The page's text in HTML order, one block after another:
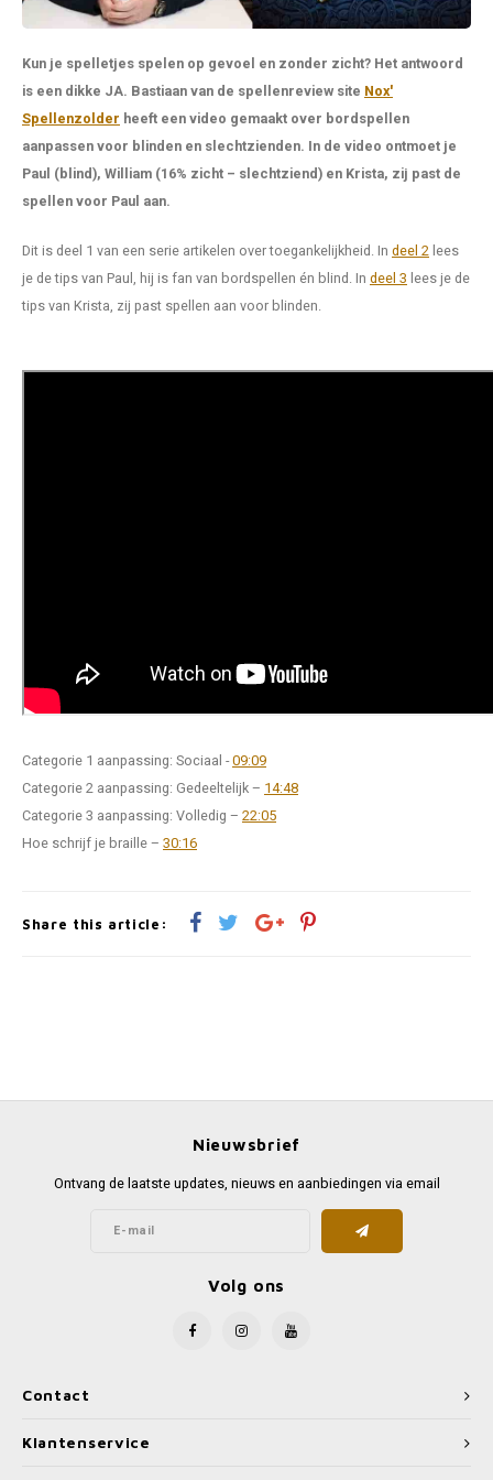
Favorieten van Siebe
Hitster Call
Kun je spelletjes spelen op gevoel en zonder zicht? Het antwoord
is een dikke JA. Bastiaan van de spellenreview site Nox'
Spellenzolder heeft een video gemaakt over bordspellen
aanpassen voor blinden en slechtzienden. In de video ontmoet je
Paul (blind), William (16% zicht – slechtziend) en Krista, zij past de
spellen voor Paul aan.
Dit is deel 1 van een serie artikelen over toegankelijkheid. In deel 2lees
je de tips van Paul, hij is fan van bordspellen én blind. In deel 3 lees je de
tips van Krista, zij past spellen aan voor blinden.
Categorie 1 aanpassing: Sociaal -09:09
Categorie 2 aanpassing: Gedeeltelijk – 14:48
Categorie 3 aanpassing: Volledig – 22:05
Hoe schrijf je braille – 30:16
Share this article:
Contact
Nieuwsbrief
Ontvang de laatste updates, nieuws en aanbiedingen via email
Volg ons
Klantenservice